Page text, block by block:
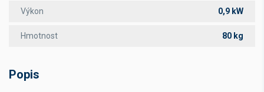
Výkon 0,9 kW
Hmotnost 80 kg
Popis